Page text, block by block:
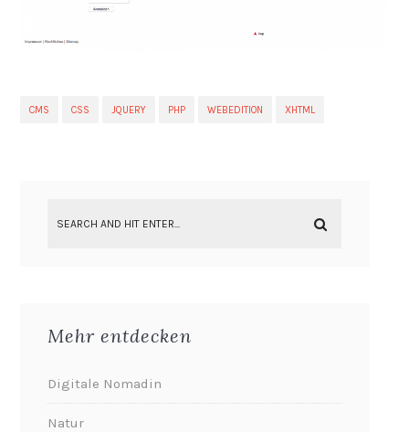
CMS CSS JQUERY PHP WEBEDITION XHTML
Mehr entdecken
Digitale Nomadin
Natur